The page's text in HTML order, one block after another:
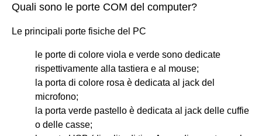
Quali sono le porte COM del computer?
Le principali porte fisiche del PC
le porte di colore viola e verde sono dedicate
rispettivamente alla tastiera e al mouse;
la porta di colore rosa è dedicata al jack del
microfono;
la porta verde pastello è dedicata al jack delle cuffie
o delle casse;